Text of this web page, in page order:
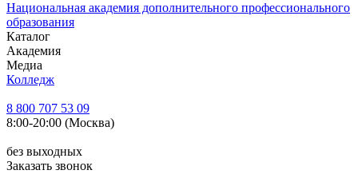
Национальная академия дополнительного профессионального
образования
Каталог
Академия
Медиа
Колледж
8 800 707 53 09
8:00-20:00 (Москва)
без выходных
Заказать звонок